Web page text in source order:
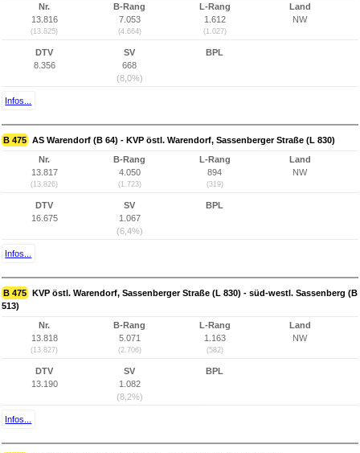
Nr.
13.816
(13.825)
B-Rang
7.053
(4.664)
L-Rang
1.612
(1.027)
Land
NW
DTV
8.356
SV
668
(8,0%)
BPL
Infos...
B 475 AS Warendorf (B 64) - KVP östl. Warendorf, Sassenberger Straße (L 830)
Nr.
13.817
(13.826)
B-Rang
4.050
(1.723)
L-Rang
894
(319)
Land
NW
DTV
16.675
SV
1.067
(6,4%)
BPL
Infos...
B 475 KVP östl. Warendorf, Sassenberger Straße (L 830) - süd-westl. Sassenberg (B
513)
Nr.
13.818
(13.827)
B-Rang
5.071
(2.706)
L-Rang
1.163
(582)
Land
NW
DTV
13.190
SV
1.082
(8,2%)
BPL
Infos...